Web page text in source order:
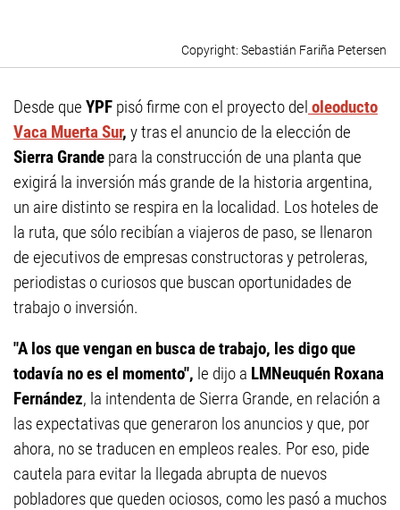
Sebastián Fariña Petersen
Desde que YPF pisó firme con el proyecto del oleoducto
Vaca Muerta Sur, y tras el anuncio de la elección de
Sierra Grande para la construcción de una planta que
exigirá la inversión más grande de la historia argentina,
un aire distinto se respira en la localidad. Los hoteles de
la ruta, que sólo recibían a viajeros de paso, se llenaron
de ejecutivos de empresas constructoras y petroleras,
periodistas o curiosos que buscan oportunidades de
trabajo o inversión.
"A los que vengan en busca de trabajo, les digo que
todavía no es el momento", le dijo a LMNeuquén Roxana
Fernández, la intendenta de Sierra Grande, en relación a
las expectativas que generaron los anuncios y que, por
ahora, no se traducen en empleos reales. Por eso, pide
cautela para evitar la llegada abrupta de nuevos
pobladores que queden ociosos, como les pasó a muchos